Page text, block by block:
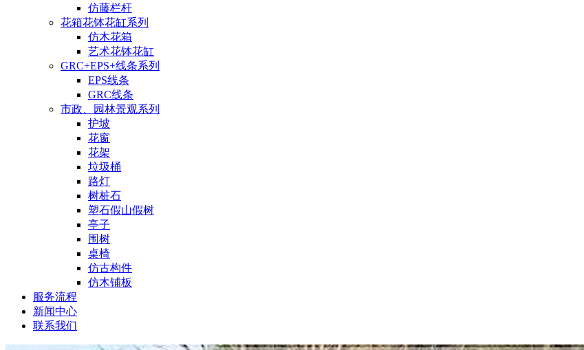
仿藤栏杆
花箱花钵花缸系列
仿木花箱
艺术花钵花缸
GRC+EPS+线条系列
EPS线条
GRC线条
市政、园林景观系列
护坡
花窗
花架
垃圾桶
路灯
树桩石
塑石假山假树
亭子
围树
桌椅
仿古构件
仿木铺板
服务流程
新闻中心
联系我们